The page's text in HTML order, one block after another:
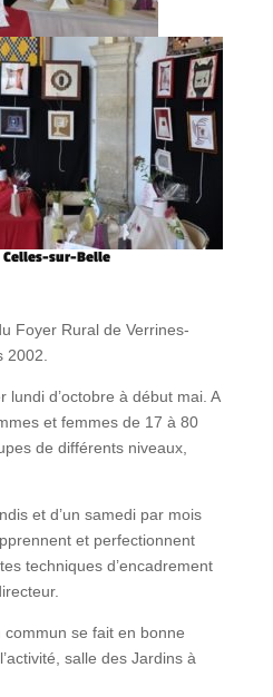
Celles-sur-Belle
Foyer Rural de Verrines-
2002.
lundi d’octobre à début mai. A
et femmes de 17 à 80
de différents niveaux,
et d’un samedi par mois
et perfectionnent
techniques d’encadrement
se fait en bonne
salle des Jardins à